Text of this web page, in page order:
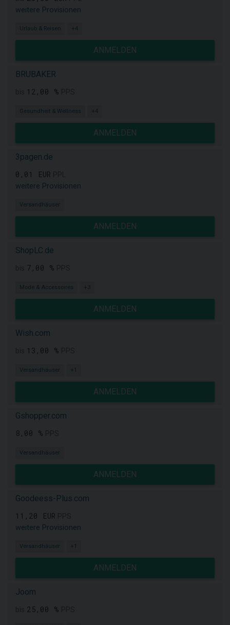
weitere Provisionen
Urlaub & Reisen +4
ANMELDEN
BRUBAKER
12,00 %
Gesundheit & Wellness +4
ANMELDEN
3pagen.de
0,01 EUR
weitere Provisionen
Versandhäuser
ANMELDEN
ShopLC.de
7,00 %
Mode & Accessoires +3
ANMELDEN
Wish.com
13,00 %
Versandhäuser +1
ANMELDEN
Gshopper.com
8,00 %
Versandhäuser
ANMELDEN
Goodeess-Plus.com
11,20 EUR
weitere Provisionen
Versandhäuser +1
ANMELDEN
Joom
25,00 %